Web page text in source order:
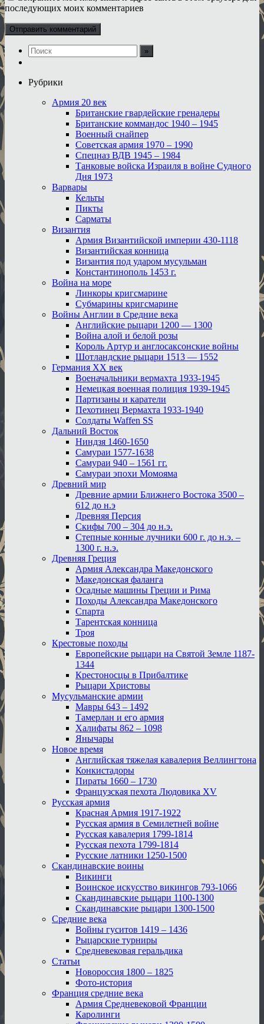
последующих моих комментариев
Рубрики
Армия 20 век
Британские гвардейские гренадеры
Британские коммандос 1940 – 1945
Военный снайпер
Советская армия 1970 – 1990
Спецназ ВДВ 1945 – 1984
Танковые войска Израиля в войне Судного
Дня 1973
Варвары
Кельты
Пикты
Сарматы
Византия
Армия Византийской империи 430-1118
Византийская конница
Византия под ударом мусульман
Константинополь 1453 г.
Война на море
Линкоры кригсмарине
Субмарины кригсмарине
Войны Англии в Средние века
Английские рыцари 1200 — 1300
Война алой и белой розы
Король Артур и англосаксонские войны
Шотландские рыцари 1513 — 1552
Германия XX век
Военачальники вермахта 1933-1945
Немецкая военная полиция 1939-1945
Партизаны и каратели
Пехотинец Вермахта 1933-1940
Солдаты Waffen SS
Дальний Восток
Ниндзя 1460-1650
Самураи 1577-1638
Самураи 940 – 1561 гг.
Самураи эпохи Момояма
Древний мир
Древние армии Ближнего Востока 3500 –
612 до н.э
Древняя Персия
Скифы 700 – 304 до н.э.
Степные конные лучники 600 г. до н.э. –
1300 г. н.э.
Древняя Греция
Армия Александра Македонского
Македонская фаланга
Осадные машины Греции и Рима
Походы Александра Македонского
Спарта
Тарентская конница
Троя
Крестовые походы
Европейские рыцари на Святой Земле 1187-
1344
Крестоносцы в Прибалтике
Рыцари Христовы
Мусульманские армии
Мавры 643 – 1492
Тамерлан и его армия
Халифаты 862 – 1098
Янычары
Новое время
Английская тяжелая кавалерия Веллингтона
Конкистадоры
Пираты 1660 – 1730
Французская пехота Людовика XV
Русская армия
Красная Армия 1917-1922
Русская армия в Семилетней войне
Русская кавалерия 1799-1814
Русская пехота 1799-1814
Русские латники 1250-1500
Скандинавские воины
Викинги
Воинское искусство викингов 793-1066
Скандинавские рыцари 1100-1300
Скандинавские рыцари 1300-1500
Средние века
Войны гуситов 1419 – 1436
Рыцарские турниры
Средневековая геральдика
Статьи
Новороссия 1800 – 1825
Фото-история
Франция средние века
Армия Средневековой Франции
Каролинги